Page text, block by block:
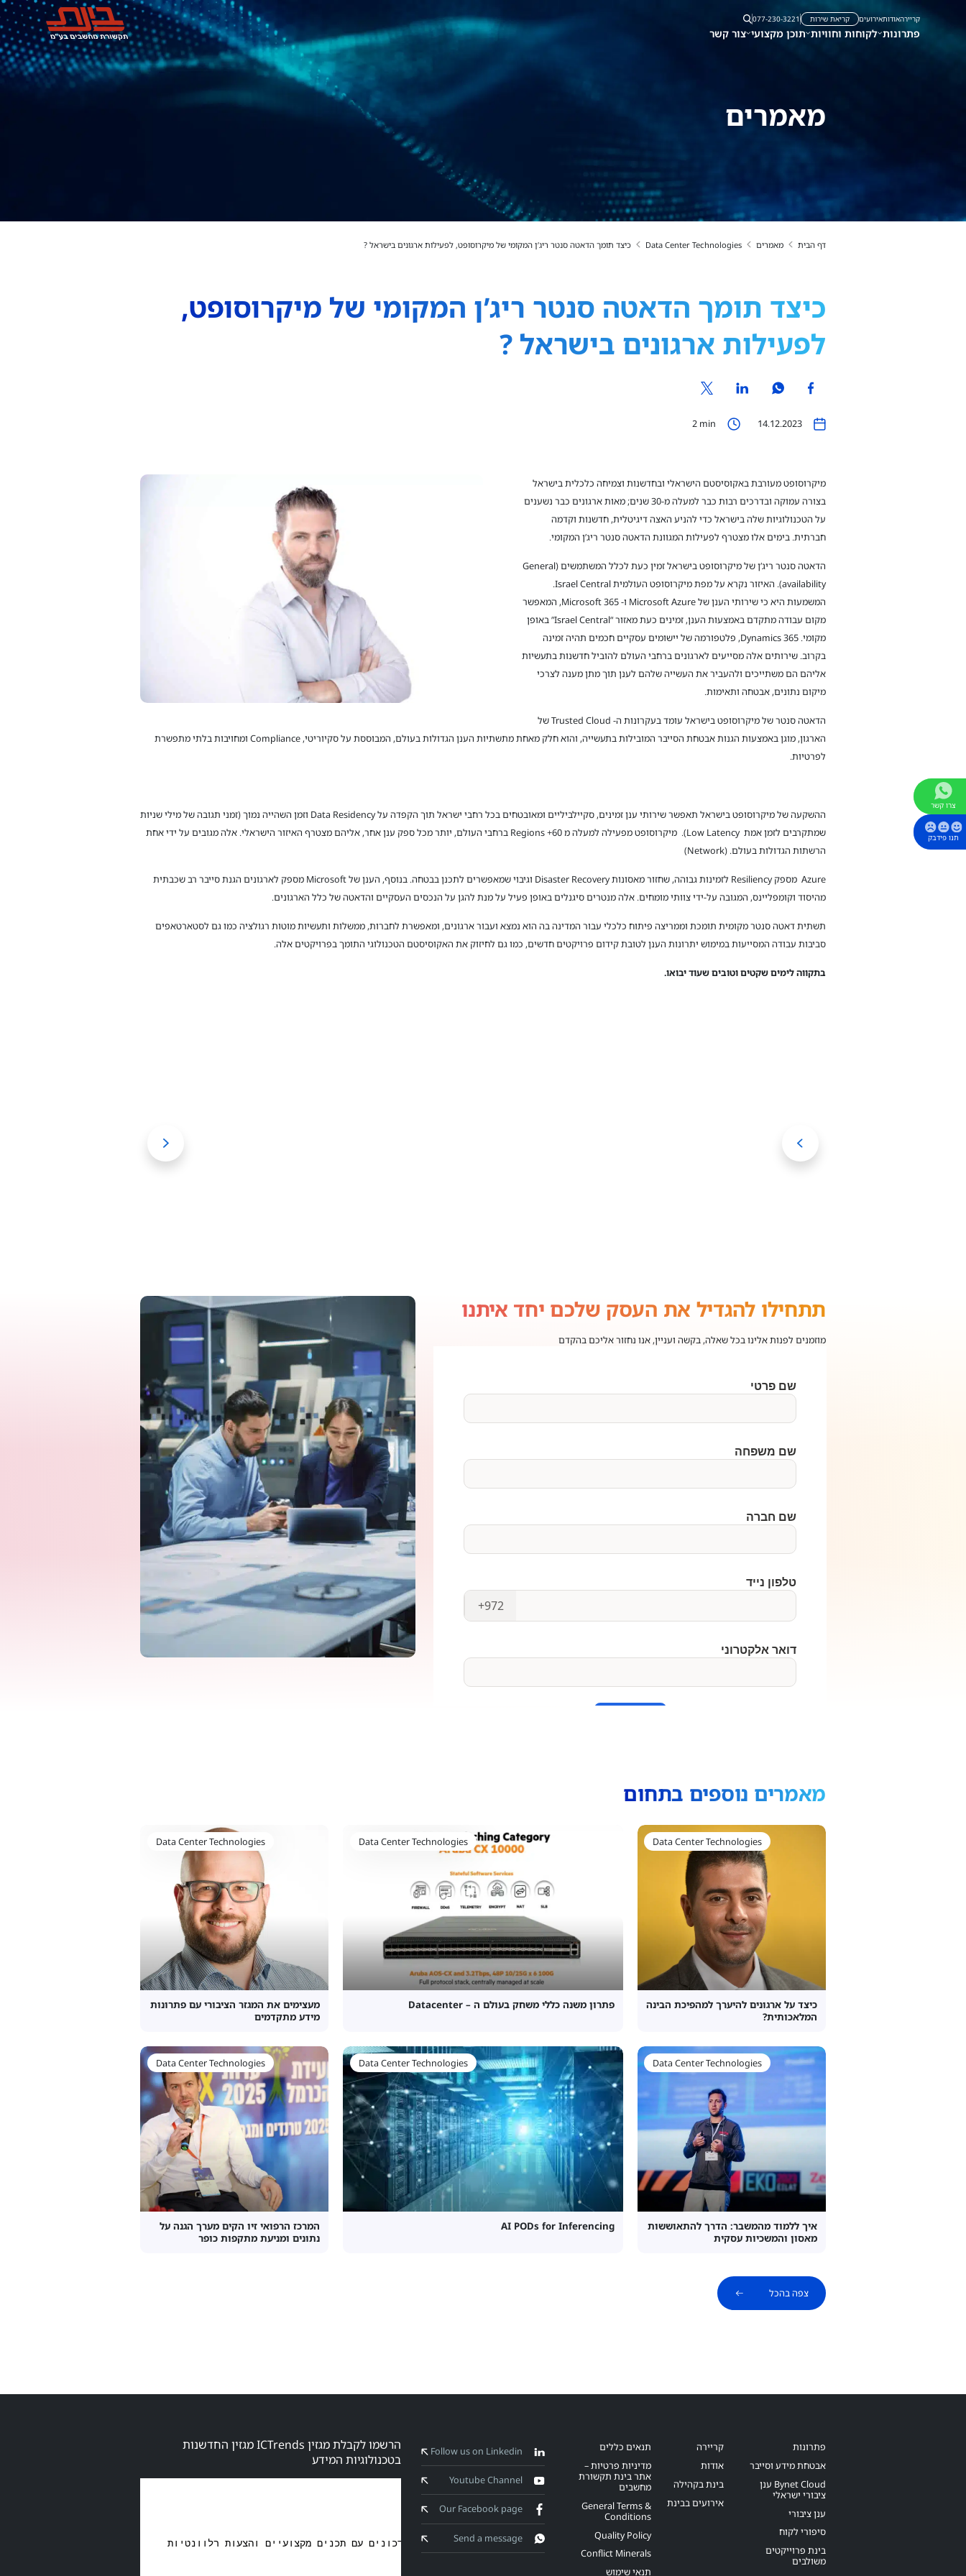
קריירהאודותאירועים קריאת שירות 077-230-3221
פתרונות לקוחות וחוויות תוכן מקצועי צור קשר
צרו קשר
תנו פידבק
מאמרים
דף הבית מאמרים Data Center Technologies כיצד תומך הדאטה סנטר ריג’ן המקומי של מיקרוסופט, לפעילות ארגונים בישראל ?
כיצד תומך הדאטה סנטר ריג’ן המקומי של מיקרוסופט,
לפעילות ארגונים בישראל ?
14.12.2023
2 min
מיקרוסופט מעורבת באקוסיסטם הישראלי ובחדשנות וצמיחה כלכלית בישראל
בצורה עמוקה ובדרכים רבות כבר למעלה מ-30 שנים; מאות ארגונים כבר נשענים
על הטכנולוגיות שלה בישראל כדי להניע האצה דיגיטלית, חדשנות וקדמה
חברתית. בימים אלו מצטרף לפעילות המגוונת הדאטה סנטר ריג’ן המקומי.
הדאטה סנטר ריג’ן של מיקרוסופט בישראל זמין כעת לכלל המשתמשים (General
availability). האיזור נקרא על מפת מיקרוסופט העולמית Israel Central.
המשמעות היא כי שירותי הענן של Microsoft Azure ו- Microsoft 365, המאפשר
מקום עבודה מתקדם באמצעות הענן, זמינים כעת מאזור “Israel Central” באופן
מקומי. Dynamics 365, פלטפורמה של יישומים עסקיים חכמים תהיה זמינה
בקרוב. שירותים אלה מסייעים לארגונים ברחבי העולם להוביל חדשנות בתעשיות
אליהם הם משתייכים ולהעביר את העשייה שלהם לענן תוך מתן מענה לצרכי
מיקום נתונים, אבטחה ותאימות.
הדאטה סנטר של מיקרוסופט בישראל עומד בעקרונות ה- Trusted Cloud של
הארגון, מוגן באמצעות הגנות אבטחת הסייבר המובילות בתעשייה, והוא חלק מאחת מתשתיות הענן הגדולות בעולם, המבוססת על סקיוריטי, Compliance ומחויבות בלתי מתפשרת
לפרטיות.
ההשקעה של מיקרוסופט בישראל תאפשר שירותי ענן זמינים, סקיילביליים ומאובטחים בכל רחבי ישראל תוך הקפדה על Data Residency וזמן השהייה נמוך (זמני תגובה של מילי שניות
שמתקרבים לזמן אמת Low Latency). מיקרוסופט מפעילה למעלה מ 60+ Regions ברחבי העולם, יותר מכל ספק ענן אחר, אליהם מצטרף האיזור הישראלי. אלה מגובים על ידי אחת
הרשתות הגדולות בעולם. (Network)
Azure מספק Resiliency לזמינות גבוהה, שחזור מאסונות Disaster Recovery וגיבוי שמאפשרים לתכנן בבטחה. בנוסף, הענן של Microsoft מספק לארגונים הגנת סייבר רב שכבתית
מהיסוד וקומפליינס, המגובה על-ידי צוותי מומחים. אלה מנטרים סיגנלים באופן פעיל על מנת להגן על הנכסים העסקיים והדאטה של כלל הארגונים.
תשתית דאטה סנטר מקומית תומכת וממריצה פיתוח כלכלי עבור המדינה בה הוא נמצא ועבור ארגונים, ומאפשרת לחברות, ממשלות ותעשיות מוטות רגולציה כמו גם לסטארטאפים
סביבות עבודה המסייעות במימוש יתרונות הענן לטובת קידום פרויקטים חדשים, כמו גם לחיזוק את האקוסיסטם הטכנולוגי התומך בפרויקטים אלה.
בתקווה לימים שקטים וטובים שעוד יבואו.
תתחילו להגדיל את העסק שלכם יחד איתנו
מוזמנים לפנות אלינו בכל שאלה, בקשה ועניין, אנו נחזור אליכם בהקדם
מאמרים נוספים בתחום
Data Center Technologies
כיצד על ארגונים להיערך למהפיכת הבינה
המלאכותית?
Data Center Technologies
פתרון משנה כללי משחק בעולם ה – Datacenter
Data Center Technologies
מעצימים את המגזר הציבורי עם פתרונות
מידע מתקדמים
Data Center Technologies
איך ללמוד מהמשבר: הדרך להתאוששות
מאסון והמשכיות עסקית
Data Center Technologies
AI PODs for Inferencing
Data Center Technologies
המרכז הרפואי זיו הקים מערך הגנה על
נתונים ומניעת מתקפות כופר
צפה בהכל
פתרונות
אבטחת מידע וסייבר
Bynet Cloud ענן
ציבורי ישראלי
ענן ציבורי
סיפורי לקוח
בינת פרוייקטים
משולבים
קריירה
אודות
בינת בקהילה
אירועים בבינת
תנאים כללים
מדיניות פרטיות –
אתר בינת תקשורת
מחשבים
General Terms &
Conditions
Quality Policy
Conflict Minerals
תנאי שימוש
Follow us on Linkedin
Youtube Channel
Our Facebook page
Send a message
הרשמו לקבלת מגזין ICTrends מגזין החדשנות
בטכנולוגיות המידע